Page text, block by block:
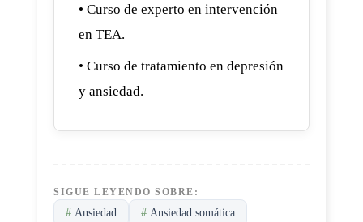
• Curso de experto en intervención
en TEA.
• Curso de tratamiento en depresión
y ansiedad.
SIGUE LEYENDO SOBRE:
# Ansiedad # Ansiedad somática